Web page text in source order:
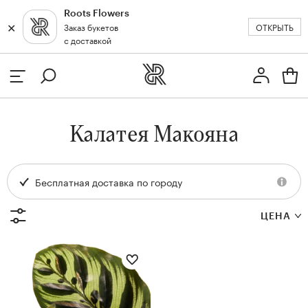
✕
Roots Flowers
Заказ букетов
с доставкой
ОТКРЫТЬ
Профиль
Вход или регистрация
Москва
✕
Калатея Макояна
Бесплатная доставка по городу
ЦЕНА